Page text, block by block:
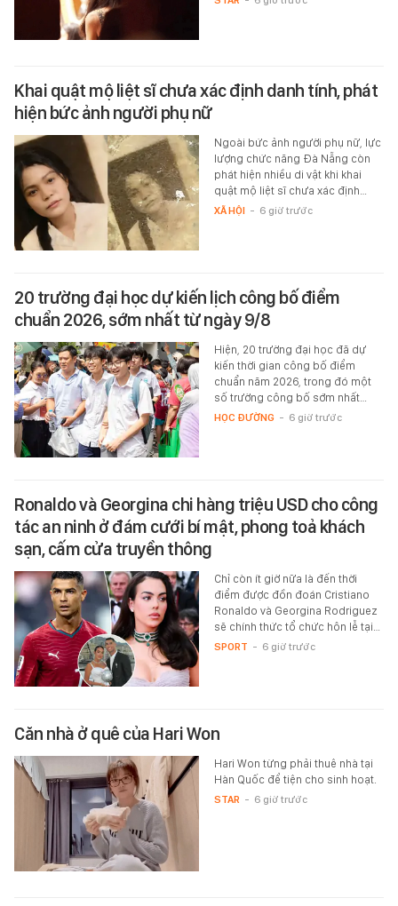
Khai quật mộ liệt sĩ chưa xác định danh tính, phát
hiện bức ảnh người phụ nữ
Ngoài bức ảnh người phụ nữ, lực
lượng chức năng Đà Nẵng còn
phát hiện nhiều di vật khi khai
quật mộ liệt sĩ chưa xác định…
XÃ HỘI - 6 giờ trước
20 trường đại học dự kiến lịch công bố điểm
chuẩn 2026, sớm nhất từ ngày 9/8
Hiện, 20 trường đại học đã dự
kiến thời gian công bố điểm
chuẩn năm 2026, trong đó một
số trường công bố sớm nhất…
HỌC ĐƯỜNG - 6 giờ trước
Ronaldo và Georgina chi hàng triệu USD cho công
tác an ninh ở đám cưới bí mật, phong toả khách
sạn, cấm cửa truyền thông
Chỉ còn ít giờ nữa là đến thời
điểm được đồn đoán Cristiano
Ronaldo và Georgina Rodriguez
sẽ chính thức tổ chức hôn lễ tại…
SPORT - 6 giờ trước
Căn nhà ở quê của Hari Won
Hari Won từng phải thuê nhà tại
Hàn Quốc để tiện cho sinh hoạt.
STAR - 6 giờ trước